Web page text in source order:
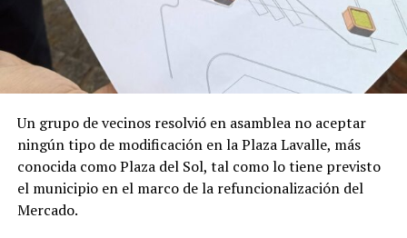
Un grupo de vecinos resolvió en asamblea no aceptar
ningún tipo de modificación en la Plaza Lavalle, más
conocida como Plaza del Sol, tal como lo tiene previsto
el municipio en el marco de la refuncionalización del
Mercado.